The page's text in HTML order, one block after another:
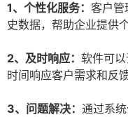
1、个性化服务： 客户管
史数据，帮助企业提供
2、及时响应： 软件可
时间响应客户需求和反馈
3、问题解决： 通过系